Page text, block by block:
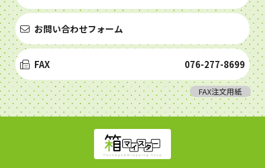
お問い合わせフォーム
FAX 076-277-8699
FAX注文用紙